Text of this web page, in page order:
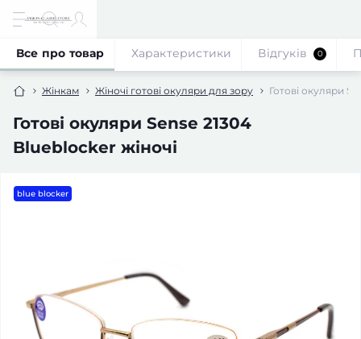
Жінкам Жіночі готові окуляри для зору Готові окуляри
Готові окуляри Sense 21304
Blueblocker жіночі
Все про товар Характеристики Відгуків 0
blue blocker